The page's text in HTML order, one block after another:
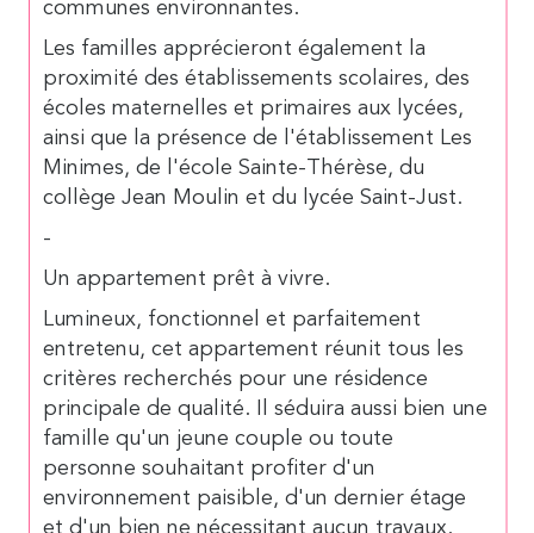
communes environnantes.
Les familles apprécieront également la
proximité des établissements scolaires, des
écoles maternelles et primaires aux lycées,
ainsi que la présence de l'établissement Les
Minimes, de l'école Sainte-Thérèse, du
collège Jean Moulin et du lycée Saint-Just.
-
Un appartement prêt à vivre.
Lumineux, fonctionnel et parfaitement
entretenu, cet appartement réunit tous les
critères recherchés pour une résidence
principale de qualité. Il séduira aussi bien une
famille qu'un jeune couple ou toute
personne souhaitant profiter d'un
environnement paisible, d'un dernier étage
et d'un bien ne nécessitant aucun travaux.